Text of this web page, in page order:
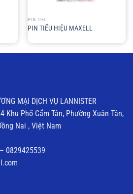
PIN TIỂU
PIN TIỂU HIỆU MAXELL
MẠI DỊCH VỤ LANNISTER
Phố Cẩm Tân, Phường Xuân Tân,
Nai , Việt Nam
0829425539